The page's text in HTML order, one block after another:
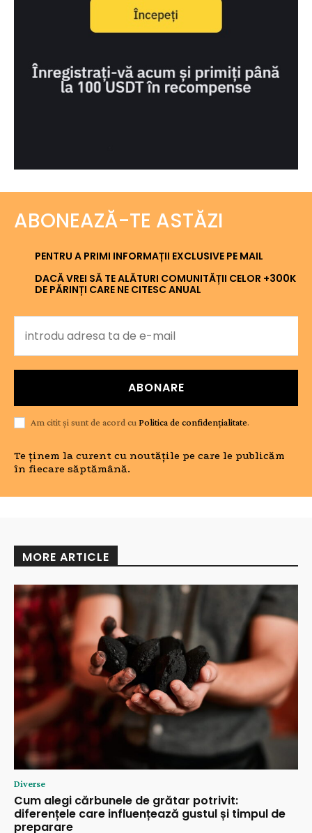
ABONEAZĂ-TE ASTĂZI
PENTRU A PRIMI INFORMAȚII EXCLUSIVE PE MAIL
DACĂ VREI SĂ TE ALĂTURI COMUNITĂȚII CELOR +300K
DE PĂRINȚI CARE NE CITESC ANUAL
ABONARE
Am citit și sunt de acord cu Politica de confidențialitate.
Te ținem la curent cu noutățile pe care le publicăm
în fiecare săptămână.
MORE ARTICLE
Diverse
Cum alegi cărbunele de grătar potrivit:
diferențele care influențează gustul și timpul de
preparare